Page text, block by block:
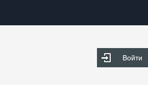
Войти